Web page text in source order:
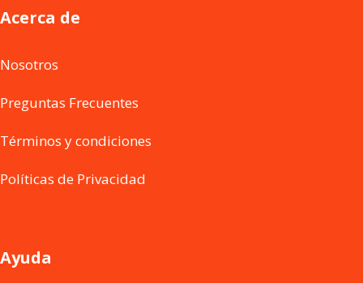
Acerca de
Nosotros
Preguntas Frecuentes
Términos y condiciones
Políticas de Privacidad
Ayuda